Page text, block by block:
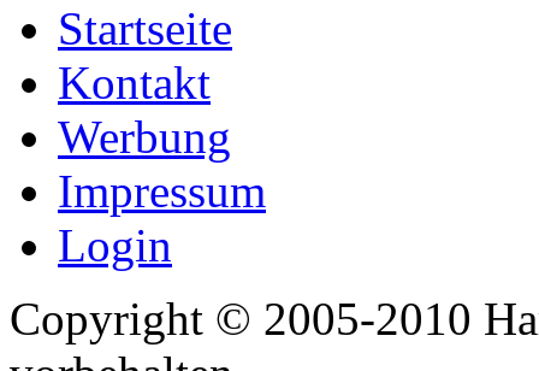
Startseite
Kontakt
Werbung
Impressum
Login
Copyright © 2005-2010